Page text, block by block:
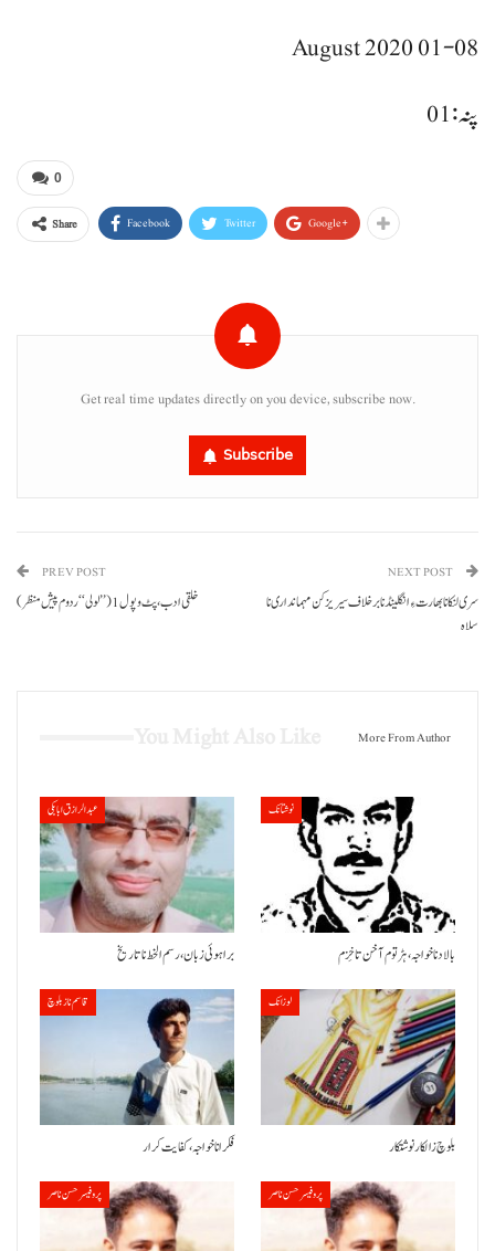
01-08 August 2020
پنہ : 01
0
Share Facebook Twitter Google+
Get real time updates directly on you device, subscribe now.
Subscribe
PREV POST
خلقی ادب، پٹ و پول 1 (’’لولی‘‘ ردوم پیش منظر)
NEXT POST
سری لنکا نا بھارت ءِ انگلینڈ نا برخلاف سیریز کن مہمانداری نا
سلاہ
More From Author
عبدالرازق ابابکی
براہوئی زبان ،رسم الخط نا تاریخ
نوشتانک
بالاد نا خواجہ، ہڑتوم آ خن تا خِزم
قاسم ناز بلوچ
فکر انا خواجہ، کفایت کرار
لوزانک
بلوچ زالکار نوشتکار
پروفیسر حسن ناصر پروفیسر حسن ناصر